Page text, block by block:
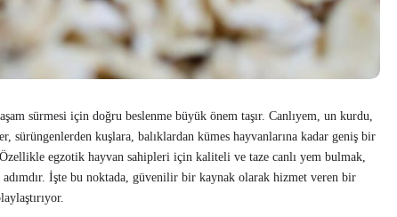
sürmesi için doğru beslenme büyük önem taşır. Canlıyem, un kurdu,
kuşlara, balıklardan kümes hayvanlarına kadar geniş bir
Özellikle egzotik hayvan sahipleri için kaliteli ve taze canlı yem bulmak,
İşte bu noktada, güvenilir bir kaynak olarak hizmet veren bir